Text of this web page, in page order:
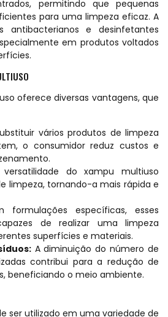
permitindo que pequenas
para uma limpeza eficaz. A
antibacterianos e desinfetantes
em produtos voltados
oferece diversas vantagens, que
vários produtos de limpeza
o consumidor reduz custos e
do xampu multiuso
limpeza, tornando-a mais rápida e
formulações específicas, esses
de realizar uma limpeza
superfícies e materiais.
A diminuição do número de
contribui para a redução de
beneficiando o meio ambiente.
ser utilizado em uma variedade de